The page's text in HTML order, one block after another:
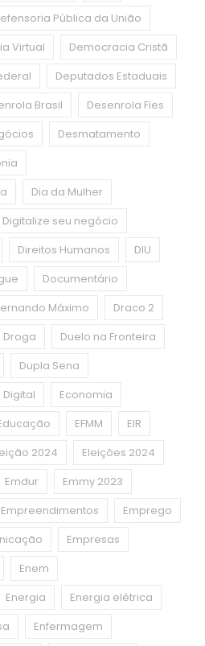
Pública da União
Virtual
Democracia Cristã
Deputados Estaduais
Brasil
Desenrola Fies
Desmatamento
Dia da Mulher
Digitalize seu negócio
Direitos Humanos
DIU
Documentário
Máximo
Draco 2
Droga
Duelo na Fronteira
Dupla Sena
Digital
Economia
EFMM
EIR
2024
Eleições 2024
Emdur
Emmy 2023
Empreendimentos
Emprego
Empresas
Enem
Energia
Energia elétrica
Enfermagem